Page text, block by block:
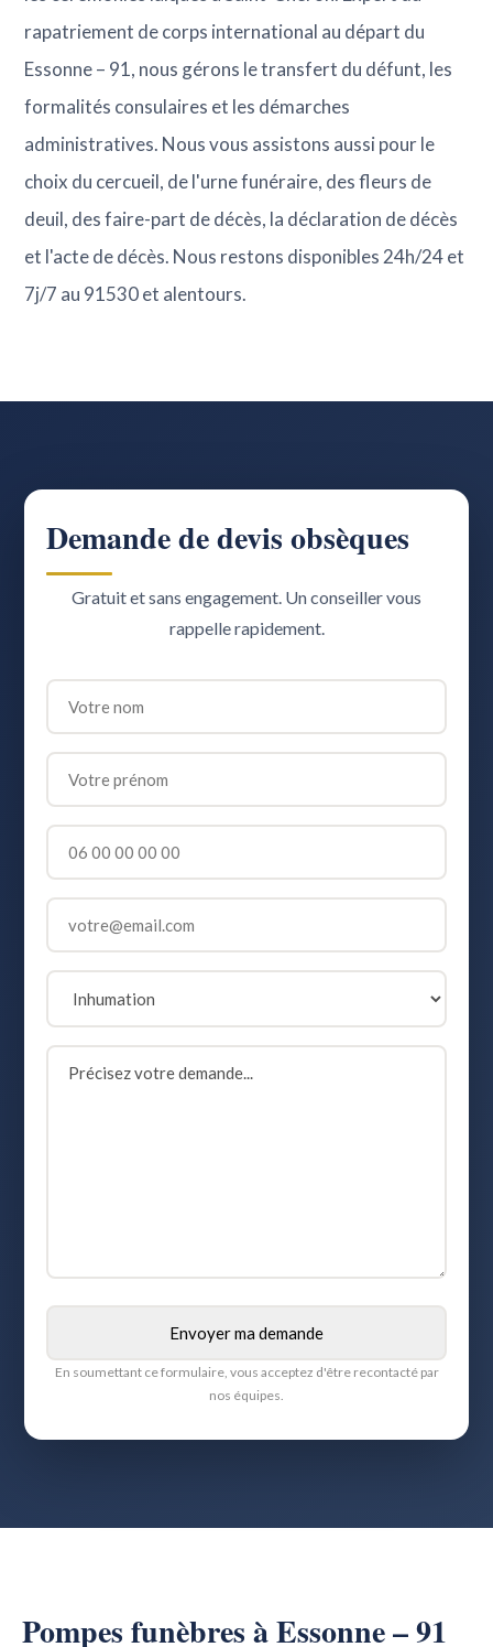
rapatriement de corps international au départ du
Essonne – 91, nous gérons le transfert du défunt, les
formalités consulaires et les démarches
administratives. Nous vous assistons aussi pour le
choix du cercueil, de l'urne funéraire, des fleurs de
deuil, des faire-part de décès, la déclaration de décès
et l'acte de décès. Nous restons disponibles 24h/24 et
7j/7 au 91530 et alentours.
Demande de devis obsèques
Gratuit et sans engagement. Un conseiller vous
rappelle rapidement.
En soumettant ce formulaire, vous acceptez d'être recontacté par
nos équipes.
Pompes funèbres à Essonne – 91